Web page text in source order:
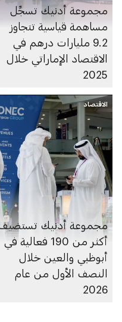
مجموعة أدنيك تسجِّل
مساهمة قياسية تتجاوز
9.2 مليارات درهم في
الاقتصاد الإماراتي خلال
2025
الاقتصاد
مجموعة أدنيك تستضيف
أكثر من 190 فعالية في
أبوظبي والعين خلال
النصف الأول من عام
2026